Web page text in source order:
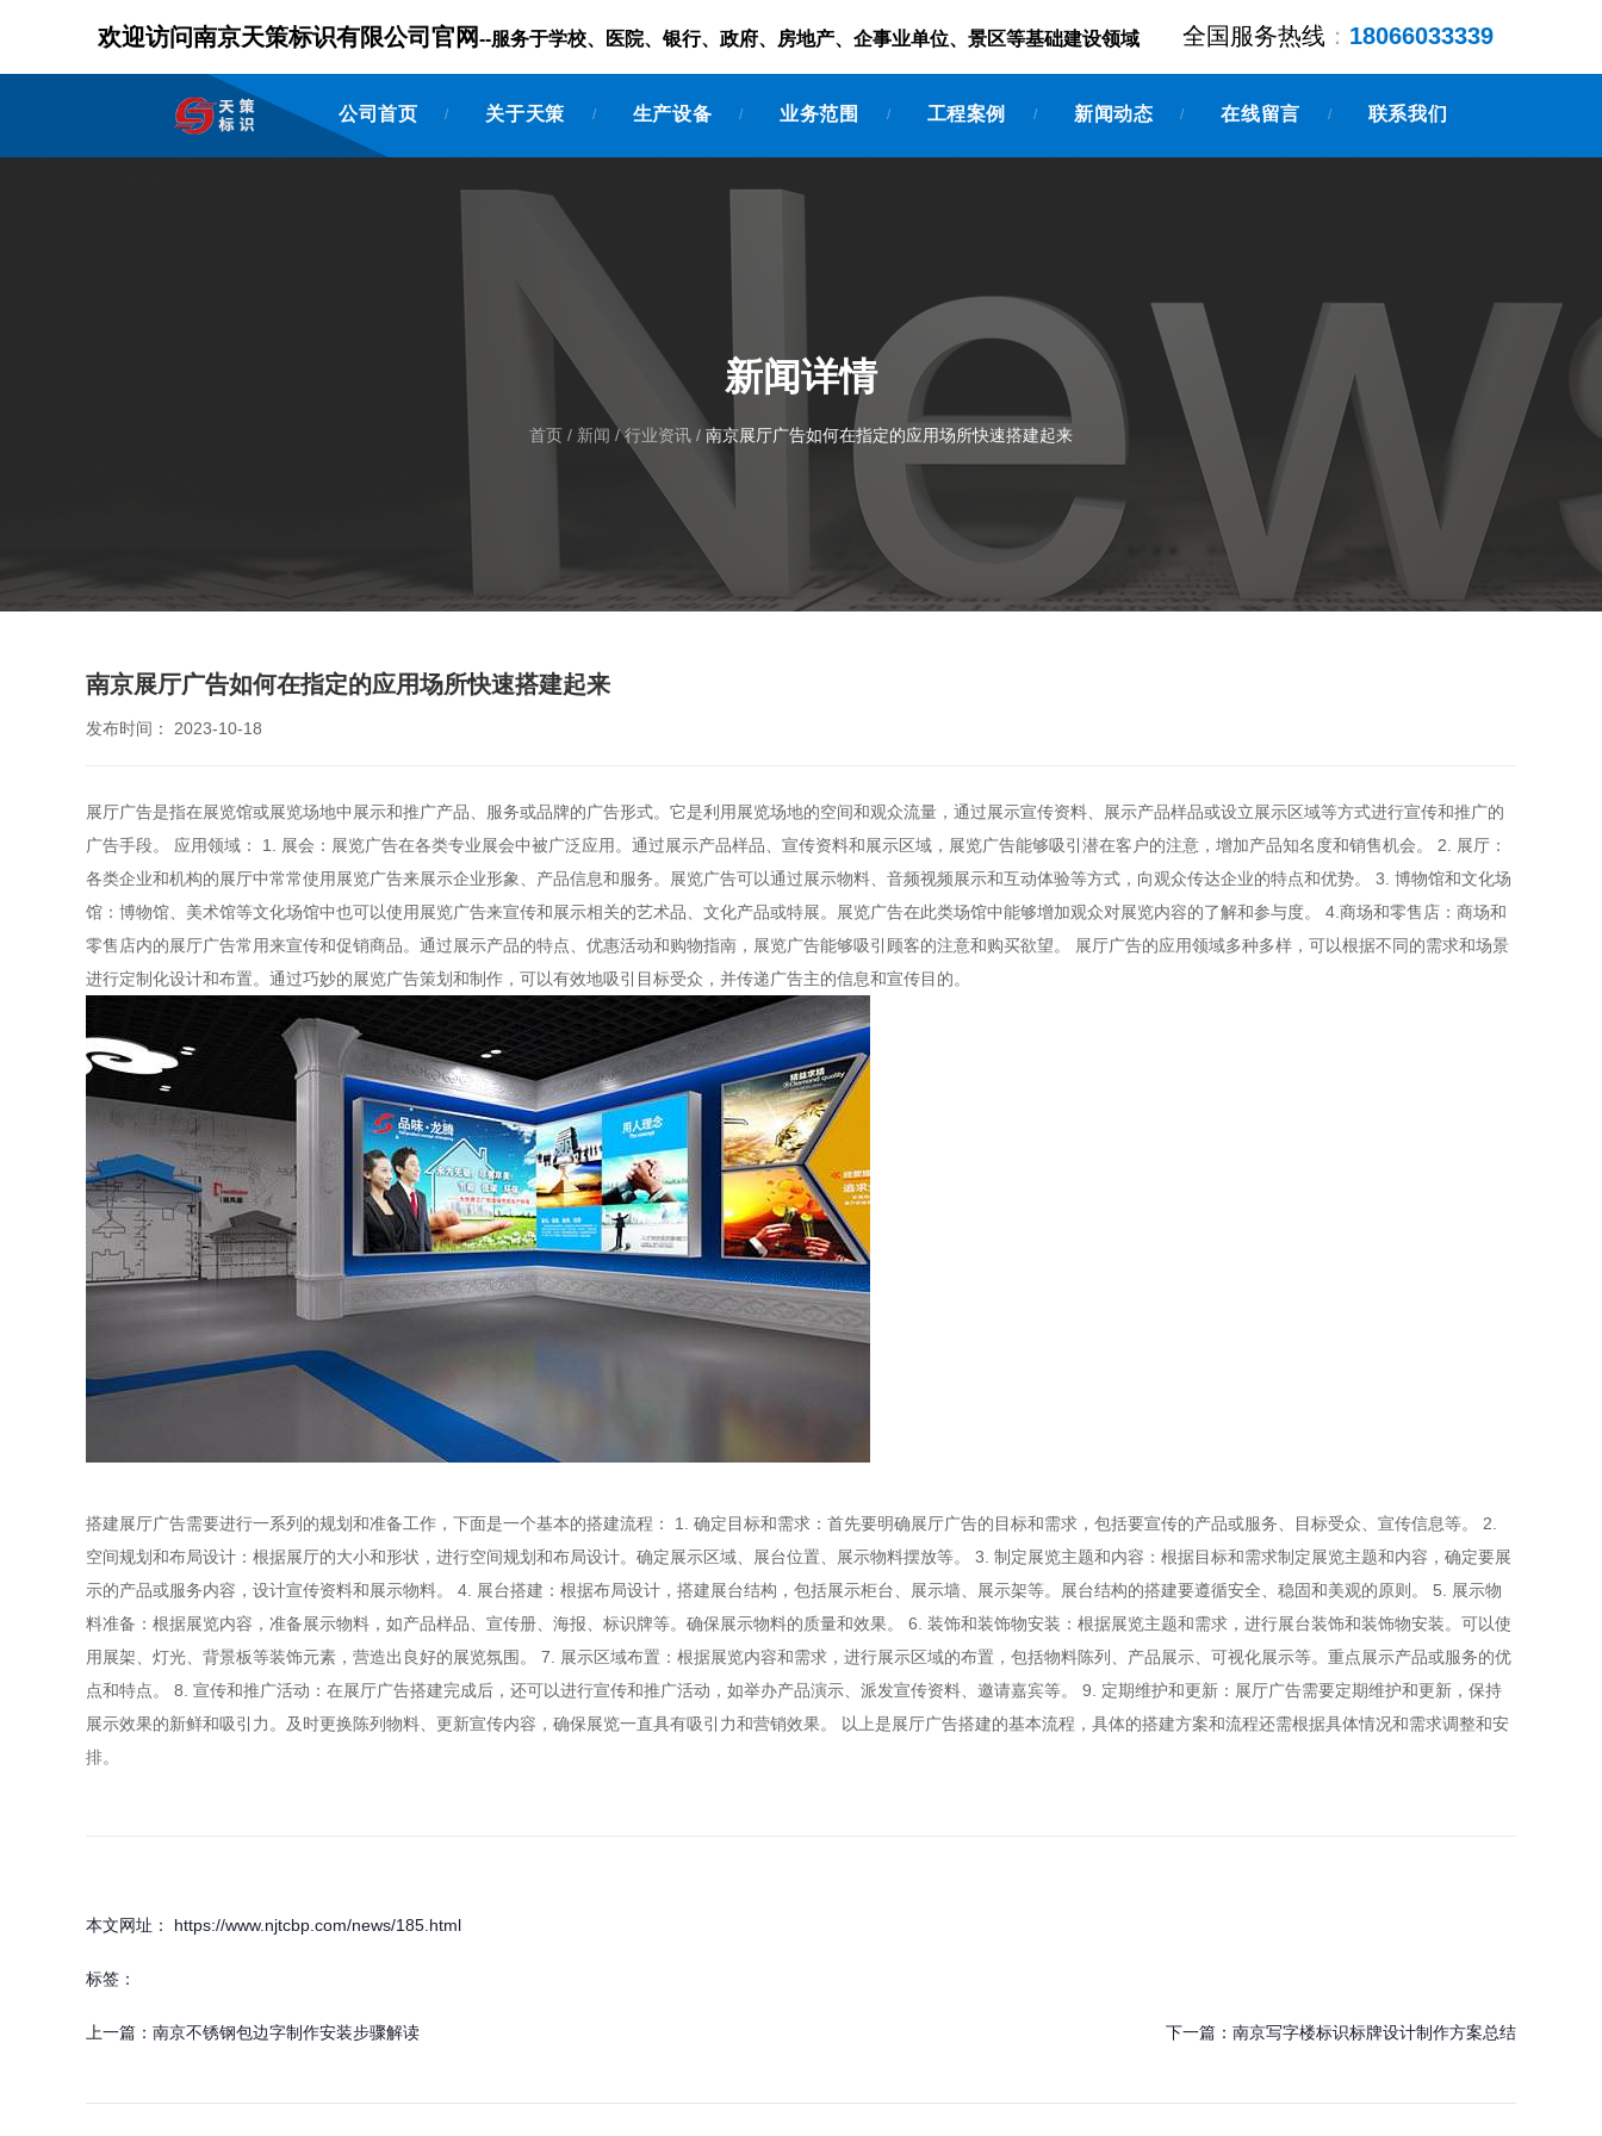
欢迎访问南京天策标识有限公司官网--服务于学校、医院、银行、政府、房地产、企事业单位、景区等基础建设领域 全国服务热线： 18066033339
公司首页 / 关于天策 / 生产设备 / 业务范围 / 工程案例 / 新闻动态 / 在线留言 / 联系我们
新闻详情
首页 / 新闻 /行业资讯 / 南京展厅广告如何在指定的应用场所快速搭建起来
南京展厅广告如何在指定的应用场所快速搭建起来
发布时间： 2023-10-18
展厅广告是指在展览馆或展览场地中展示和推广产品、服务或品牌的广告形式。它是利用展览场地的空间和观众流量，通过展示宣传资料、展示产品样品或设立展示区域等方式进行宣传和推广的
广告手段。 应用领域： 1. 展会：展览广告在各类专业展会中被广泛应用。通过展示产品样品、宣传资料和展示区域，展览广告能够吸引潜在客户的注意，增加产品知名度和销售机会。 2. 展厅：
各类企业和机构的展厅中常常使用展览广告来展示企业形象、产品信息和服务。展览广告可以通过展示物料、音频视频展示和互动体验等方式，向观众传达企业的特点和优势。 3. 博物馆和文化场
馆：博物馆、美术馆等文化场馆中也可以使用展览广告来宣传和展示相关的艺术品、文化产品或特展。展览广告在此类场馆中能够增加观众对展览内容的了解和参与度。 4.商场和零售店：商场和
零售店内的展厅广告常用来宣传和促销商品。通过展示产品的特点、优惠活动和购物指南，展览广告能够吸引顾客的注意和购买欲望。 展厅广告的应用领域多种多样，可以根据不同的需求和场景
进行定制化设计和布置。通过巧妙的展览广告策划和制作，可以有效地吸引目标受众，并传递广告主的信息和宣传目的。
搭建展厅广告需要进行一系列的规划和准备工作，下面是一个基本的搭建流程： 1. 确定目标和需求：首先要明确展厅广告的目标和需求，包括要宣传的产品或服务、目标受众、宣传信息等。 2.
空间规划和布局设计：根据展厅的大小和形状，进行空间规划和布局设计。确定展示区域、展台位置、展示物料摆放等。 3. 制定展览主题和内容：根据目标和需求制定展览主题和内容，确定要展
示的产品或服务内容，设计宣传资料和展示物料。 4. 展台搭建：根据布局设计，搭建展台结构，包括展示柜台、展示墙、展示架等。展台结构的搭建要遵循安全、稳固和美观的原则。 5. 展示物
料准备：根据展览内容，准备展示物料，如产品样品、宣传册、海报、标识牌等。确保展示物料的质量和效果。 6. 装饰和装饰物安装：根据展览主题和需求，进行展台装饰和装饰物安装。可以使
用展架、灯光、背景板等装饰元素，营造出良好的展览氛围。 7. 展示区域布置：根据展览内容和需求，进行展示区域的布置，包括物料陈列、产品展示、可视化展示等。重点展示产品或服务的优
点和特点。 8. 宣传和推广活动：在展厅广告搭建完成后，还可以进行宣传和推广活动，如举办产品演示、派发宣传资料、邀请嘉宾等。 9. 定期维护和更新：展厅广告需要定期维护和更新，保持
展示效果的新鲜和吸引力。及时更换陈列物料、更新宣传内容，确保展览一直具有吸引力和营销效果。 以上是展厅广告搭建的基本流程，具体的搭建方案和流程还需根据具体情况和需求调整和安
排。
本文网址： https://www.njtcbp.com/news/185.html
标签：
上一篇： 南京不锈钢包边字制作安装步骤解读 下一篇： 南京写字楼标识标牌设计制作方案总结